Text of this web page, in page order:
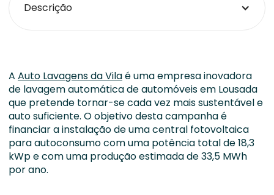
Descrição
A Auto Lavagens da Vilaé uma empresa inovadora
de lavagem automática de automóveis em Lousada
que pretende tornar-se cada vez mais sustentável e
auto suficiente. O objetivo desta campanha é
financiar a instalação de uma central fotovoltaica
para autoconsumo com uma potência total de 18,3
kWp e com uma produção estimada de 33,5 MWh
por ano.